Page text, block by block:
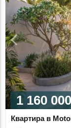
1 160
Квартира в